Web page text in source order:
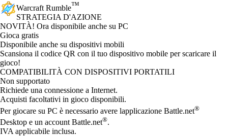
Warcraft Rumble™
STRATEGIA D'AZIONE
Product Notification
NOVITÀ! Ora disponibile anche su PC
Gioca gratis
Available actions
Disponibile anche su dispositivi mobili
Scansiona il codice QR con il tuo dispositivo mobile per scaricare il
gioco!
COMPATIBILITÀ CON DISPOSITIVI PORTATILI
Non supportato
Richiede una connessione a Internet.
Acquisti facoltativi in gioco disponibili.
Per giocare su PC è necessario avere lapplicazione Battle.net®
Desktop e un account Battle.net®.
IVA applicabile inclusa.